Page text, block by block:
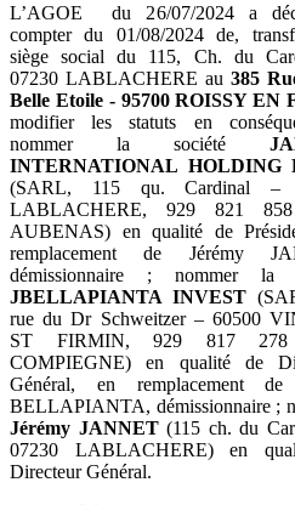
L’AGOE du 26/07/2024 a
compter du 01/08/2024 de,
siège social du 115, Ch. du
07230 LABLACHERE au 385
Belle Etoile - 95700 ROISSY EN
modifier les statuts en
nommer la société
INTERNATIONAL HOLDING
(SARL, 115 qu. Cardinal –
LABLACHERE, 929 821
AUBENAS) en qualité de
remplacement de Jérémy
démissionnaire ; nommer la
JBELLAPIANTA INVEST
rue du Dr Schweitzer – 60500
ST FIRMIN, 929 817 278
COMPIEGNE) en qualité de
Général, en remplacement de
BELLAPIANTA, démissionnaire ;
Jérémy JANNET(115 ch. du
07230 LABLACHERE) en
Directeur Général.